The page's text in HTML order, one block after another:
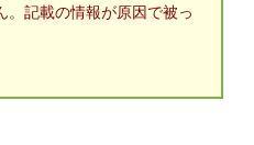
。記載の情報が原因で被っ